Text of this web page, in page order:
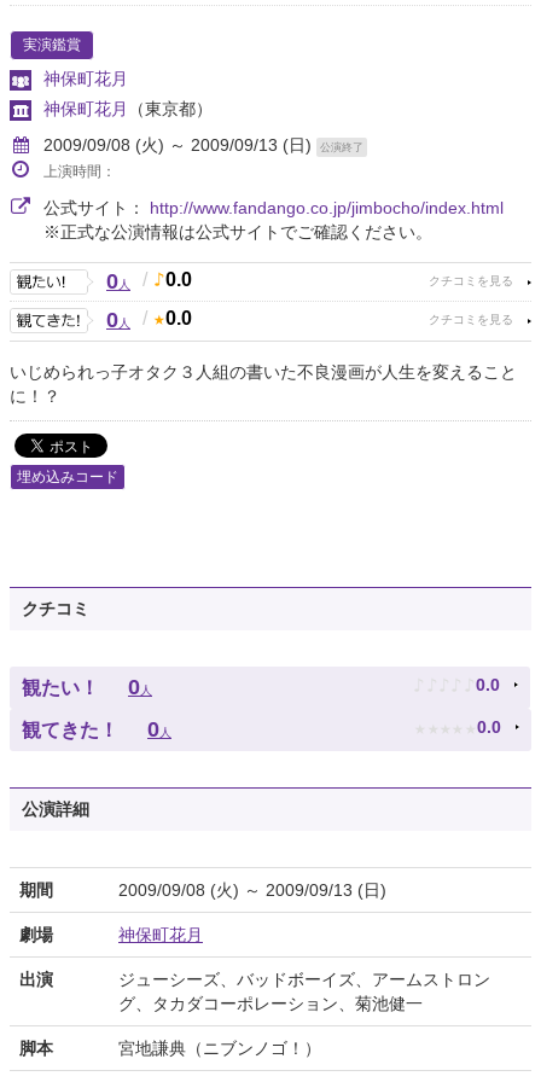
実演鑑賞
神保町花月
神保町花月
（東京都）
2009/09/08 (火) ～ 2009/09/13 (日)
公演終了
上演時間：
公式サイト： http://www.fandango.co.jp/jimbocho/index.html
※正式な公演情報は公式サイトでご確認ください。
0人 / 0.0
0人 / 0.0
いじめられっ子オタク３人組の書いた不良漫画が人生を変えること
に！？
埋め込みコード
クチコミ
観たい！ 0人 ♪ ♪ ♪ ♪ ♪ 0.0
観てきた！ 0人 ★ ★ ★ ★ ★ 0.0
公演詳細
期間 2009/09/08 (火) ～ 2009/09/13 (日)
劇場 神保町花月
出演
ジューシーズ、バッドボーイズ、アームストロン
グ、タカダコーポレーション、菊池健一
脚本 宮地謙典（ニブンノゴ！）